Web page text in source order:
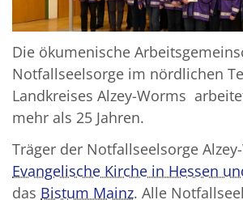
Die ökumenische
Notfallseelsorge im nördlichen
Landkreises Alzey-Worms
mehr als 25 Jahren.
Träger der Notfallseelsorge
Evangelische Kirche in Hessen
das Bistum Mainz. Alle